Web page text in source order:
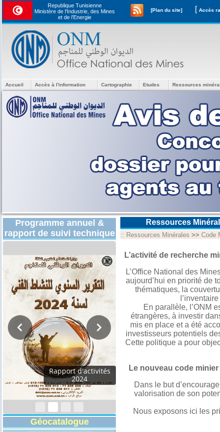
Republique Tunisienne
Ministère de l'Industrie, des Mines
et de l’Energie
[Plan du site] [
Accueil Accès à l'information Cartographie Etudes Ressources
Programme annuel &
rapport de suivi technique
Rapport d'activités
2024
Géocatalogue
Ressources
:: Ressources Minérales >> Code
L’activité de recherche
L’Office National des
aujourd’hui en priorité de
thématiques, la
En parallèle, l’ONM
étrangères, à investir
mis en place et a été
investisseurs potentiels
Cette politique a pour
Le nouveau code
Dans le but
valorisation de son
Nous exposons ici les